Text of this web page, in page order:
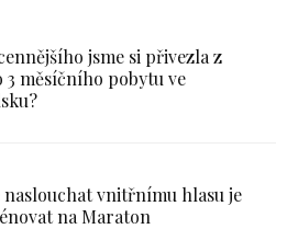
jsme si přivezla z
3 měsíčního pobytu ve
naslouchat vnitřnímu hlasu je
na Maraton